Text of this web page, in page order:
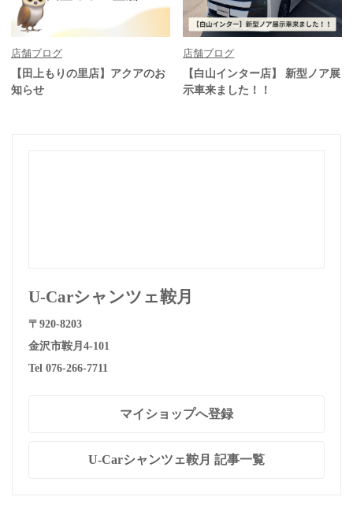
店舗ブログ
【田上もりの里店】アクアのお
知らせ
店舗ブログ
【白山インター店】 新型ノア展
示車来ました！！
U-Carシャンツェ鞍月
〒920-8203
金沢市鞍月4-101
Tel 076-266-7711
マイショップへ登録
U-Carシャンツェ鞍月 記事一覧